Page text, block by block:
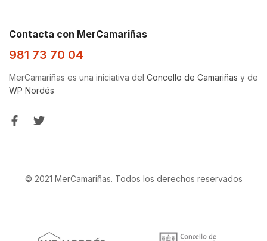
Contacta con MerCamariñas
981 73 70 04
MerCamariñas es una iniciativa del Concello de Camariñas y de
WP Nordés
© 2021 MerCamariñas. Todos los derechos reservados